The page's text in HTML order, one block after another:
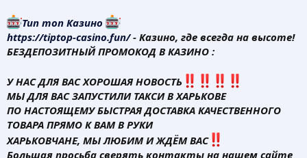
Тип топ Казино
https://tiptop-casino.fun/- Казино, где всегда на высоте!
БЕЗДЕПОЗИТНЫЙ ПРОМОКОД В КАЗИНО :
У НАС ДЛЯ ВАС ХОРОШАЯ НОВОСТЬ
МЫ ДЛЯ ВАС ЗАПУСТИЛИ ТАКСИ В ХАРЬКОВЕ
ПО НАСТОЯЩЕМУ БЫСТРАЯ ДОСТАВКА КАЧЕСТВЕННОГО
ТОВАРА ПРЯМО К ВАМ В РУКИ
ХАРЬКОВЧАНЕ, МЫ ЛЮБИМ И ЖДЁМ ВАС
Большая просьба сверять контакты на нашем сайте